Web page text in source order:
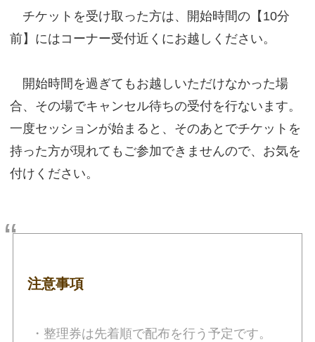
チケットを受け取った方は、開始時間の【10分
前】にはコーナー受付近くにお越しください。
開始時間を過ぎてもお越しいただけなかった場
合、その場でキャンセル待ちの受付を行ないます。
一度セッションが始まると、そのあとでチケットを
持った方が現れてもご参加できませんので、お気を
付けください。
注意事項
・整理券は先着順で配布を行う予定です。